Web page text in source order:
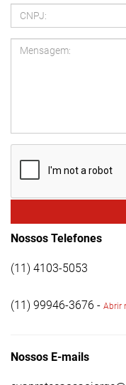
Nossos Telefones
(11) 4103-5053
(11) 99946-3676 - Abrir
Nossos E-mails